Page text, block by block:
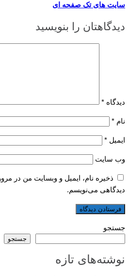
سایت های تک صفحه ای
دیدگاهتان را بنویسید
دیدگاه *
نام *
ایمیل *
وب‌ سایت
ذخیره نام، ایمیل و وبسایت من در
دیدگاهی می‌نویسم.
جستجو
جستجو
نوشته‌های تازه